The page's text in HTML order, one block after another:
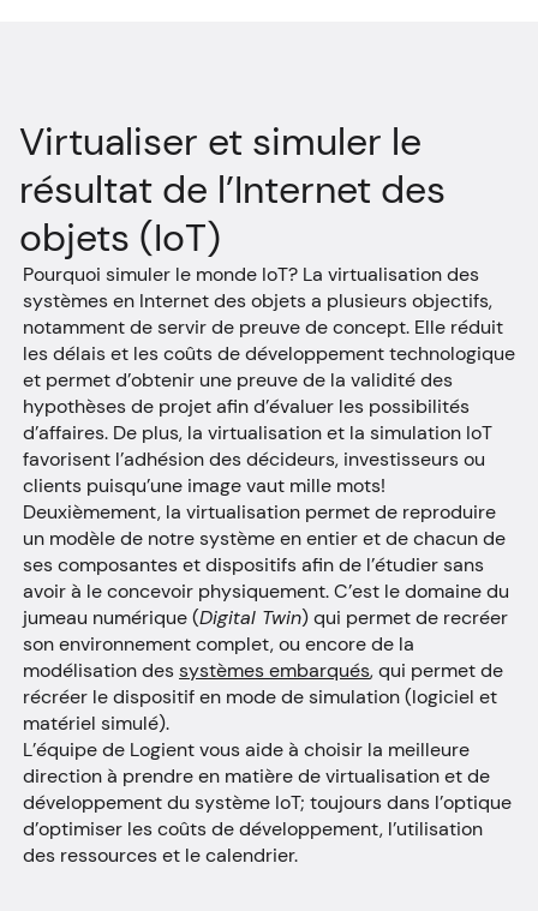
Virtualiser et simuler le
résultat de l’Internet des
objets (IoT)
Pourquoi simuler le monde IoT? La virtualisation des
systèmes en Internet des objets a plusieurs objectifs,
notamment de servir de preuve de concept. Elle réduit
les délais et les coûts de développement technologique
et permet d’obtenir une preuve de la validité des
hypothèses de projet afin d’évaluer les possibilités
d’affaires. De plus, la virtualisation et la simulation IoT
favorisent l’adhésion des décideurs, investisseurs ou
clients puisqu’une image vaut mille mots!
Deuxièmement, la virtualisation permet de reproduire
un modèle de notre système en entier et de chacun de
ses composantes et dispositifs afin de l’étudier sans
avoir à le concevoir physiquement. C’est le domaine du
jumeau numérique (Digital Twin) qui permet de recréer
son environnement complet, ou encore de la
modélisation dessystèmes embarqués, qui permet de
récréer le dispositif en mode de simulation (logiciel et
matériel simulé).
L’équipe de Logient vous aide à choisir la meilleure
direction à prendre en matière de virtualisation et de
développement du système IoT; toujours dans l’optique
d’optimiser les coûts de développement, l’utilisation
des ressources et le calendrier.